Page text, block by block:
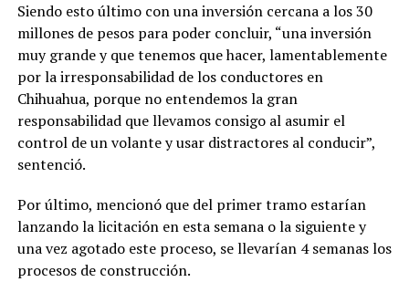
Siendo esto último con una inversión cercana a los 30
millones de pesos para poder concluir, “una inversión
muy grande y que tenemos que hacer, lamentablemente
por la irresponsabilidad de los conductores en
Chihuahua, porque no entendemos la gran
responsabilidad que llevamos consigo al asumir el
control de un volante y usar distractores al conducir”,
sentenció.
Por último, mencionó que del primer tramo estarían
lanzando la licitación en esta semana o la siguiente y
una vez agotado este proceso, se llevarían 4 semanas los
procesos de construcción.